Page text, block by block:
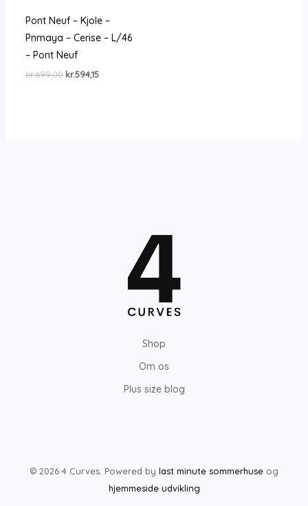
Pont Neuf – Kjole –
Pnmaya – Cerise – L/46
– Pont Neuf
kr.699,00 Den
kr.594,15Den
Shop
Om os
Plus size blog
© 2026 4 Curves. Powered by last minute sommerhuse og
hjemmeside udvikling